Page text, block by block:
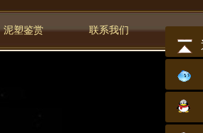
泥塑鉴赏 联系我们